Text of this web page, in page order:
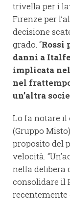
trivella per i
Firenze per
decisione
grado. “Rossi
danni a
implicata
nel
un’altra
Lo fa notare il
(Gruppo
proposito del
velocità.
nella delibera
consolidare il
recentemente